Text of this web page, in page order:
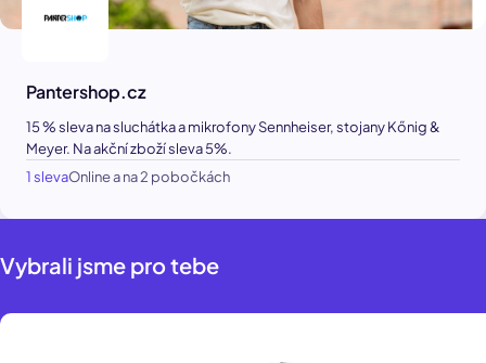
Pantershop.cz
15 % sleva na sluchátka a mikrofony Sennheiser, stojany Kőnig &
Meyer. Na akční zboží sleva 5%.
1 slevaOnline a na 2 pobočkách
Vybrali jsme pro tebe